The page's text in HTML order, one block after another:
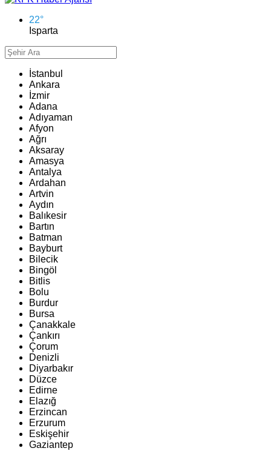
22°
Isparta
İstanbul
Ankara
İzmir
Adana
Adıyaman
Afyon
Ağrı
Aksaray
Amasya
Antalya
Ardahan
Artvin
Aydın
Balıkesir
Bartın
Batman
Bayburt
Bilecik
Bingöl
Bitlis
Bolu
Burdur
Bursa
Çanakkale
Çankırı
Çorum
Denizli
Diyarbakır
Düzce
Edirne
Elazığ
Erzincan
Erzurum
Eskişehir
Gaziantep